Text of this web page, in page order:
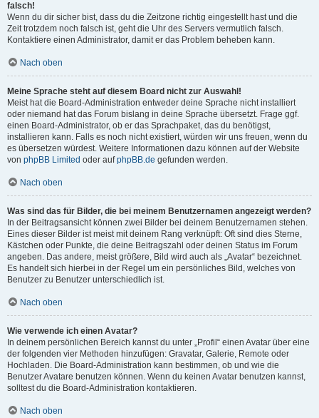
falsch!
Wenn du dir sicher bist, dass du die Zeitzone richtig eingestellt hast und die
Zeit trotzdem noch falsch ist, geht die Uhr des Servers vermutlich falsch.
Kontaktiere einen Administrator, damit er das Problem beheben kann.
Nach oben
Meine Sprache steht auf diesem Board nicht zur Auswahl!
Meist hat die Board-Administration entweder deine Sprache nicht installiert
oder niemand hat das Forum bislang in deine Sprache übersetzt. Frage ggf.
einen Board-Administrator, ob er das Sprachpaket, das du benötigst,
installieren kann. Falls es noch nicht existiert, würden wir uns freuen, wenn du
es übersetzen würdest. Weitere Informationen dazu können auf der Website
von phpBB Limited oder aufphpBB.de gefunden werden.
Nach oben
Was sind das für Bilder, die bei meinem Benutzernamen angezeigt werden?
In der Beitragsansicht können zwei Bilder bei deinem Benutzernamen stehen.
Eines dieser Bilder ist meist mit deinem Rang verknüpft: Oft sind dies Sterne,
Kästchen oder Punkte, die deine Beitragszahl oder deinen Status im Forum
angeben. Das andere, meist größere, Bild wird auch als „Avatar“ bezeichnet.
Es handelt sich hierbei in der Regel um ein persönliches Bild, welches von
Benutzer zu Benutzer unterschiedlich ist.
Nach oben
Wie verwende ich einen Avatar?
In deinem persönlichen Bereich kannst du unter „Profil“ einen Avatar über eine
der folgenden vier Methoden hinzufügen: Gravatar, Galerie, Remote oder
Hochladen. Die Board-Administration kann bestimmen, ob und wie die
Benutzer Avatare benutzen können. Wenn du keinen Avatar benutzen kannst,
solltest du die Board-Administration kontaktieren.
Nach oben